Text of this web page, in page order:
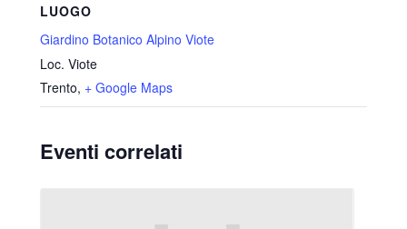
LUOGO
Giardino Botanico Alpino Viote
Loc. Viote
Trento, + Google Maps
Eventi correlati